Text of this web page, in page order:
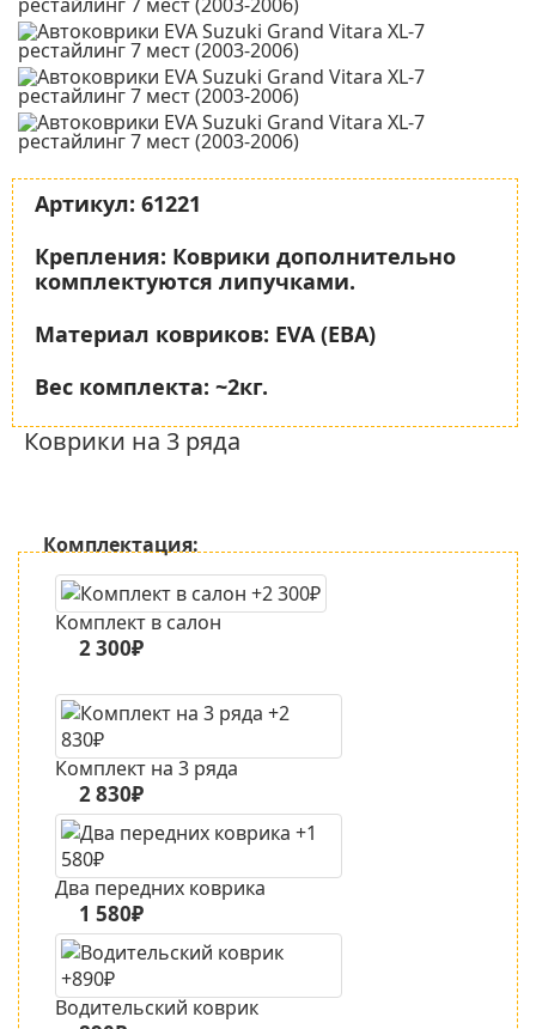
Артикул: 61221
Крепления: Коврики дополнительно
комплектуются липучками.
Материал ковриков: EVA (ЕВА)
Вес комплекта: ~2кг.
Коврики на 3 ряда
Комплектация:
Комплект в салон
2 300₽
Комплект на 3 ряда
2 830₽
Два передних коврика
1 580₽
Водительский коврик